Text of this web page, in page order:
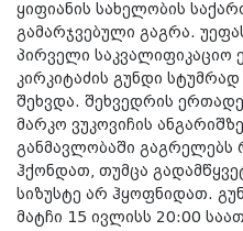
ყიფიანის სახელობის
გამარჯვებული გაგრა.
პირველი საკვალიფიკაციო
კირკიტაძის გუნდი
შეხვდა. შეხვედრის
მარკო ვუკოვიჩის
განმავლობაში გაგრელებს
ჰქონდათ, თუმცა
სიზუსტე არ ჰყოფნიდათ.
მატჩი 15 ივლისს 20:00